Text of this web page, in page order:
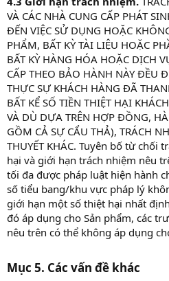
VÀ CÁC NHÀ CUNG CẤP PHÁT
ĐẾN VIỆC SỬ DỤNG HOẶC
PHẨM, BẤT KỲ TÀI LIỆU HOẶC
BẤT KỲ HÀNG HÓA HOẶC DỊCH
CẤP THEO BẢO HÀNH NÀY ĐỀU
THỰC SỰ KHÁCH HÀNG ĐÃ
BẤT KỂ SỐ TIỀN THIỆT HẠI
VÀ DÙ DỰA TRÊN HỢP ĐỒNG,
GỒM CẢ SỰ CẨU THẢ), TRÁCH
THUYẾT KHÁC. Tuyên bố từ
hại và giới hạn trách nhiệm nêu
tối đa được pháp luật hiện hành
số tiểu bang/khu vực pháp lý
giới hạn một số thiệt hại nhất
đó áp dụng cho Sản phẩm, các
nêu trên có thể không áp dụng
Mục 5. Các vấn đề khác​